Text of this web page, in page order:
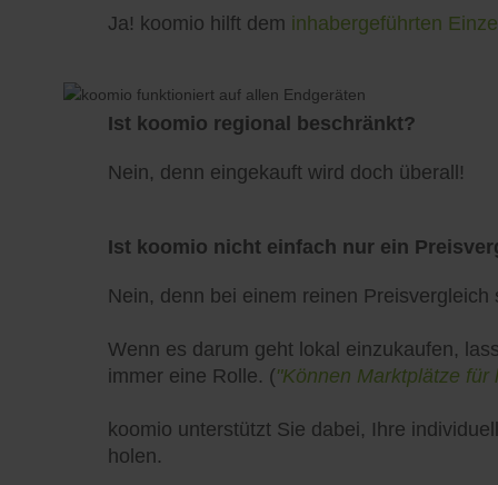
Ja! koomio hilft dem inhabergeführten
Ist koomio regional beschränkt?
Nein, denn eingekauft wird doch überall!
Ist koomio nicht einfach nur ein
Nein, denn bei einem reinen
Wenn es darum geht lokal einzukaufen,
immer eine Rolle. ("Können Marktplätze
koomio unterstützt Sie dabei, Ihre
holen.